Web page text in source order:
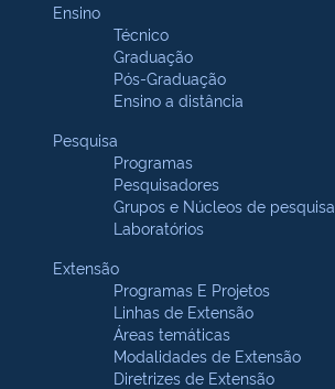
Ensino
Técnico
Graduação
Pós-Graduação
Ensino a distância
Pesquisa
Programas
Pesquisadores
Grupos e Núcleos de pesquisa
Laboratórios
Extensão
Programas E Projetos
Linhas de Extensão
Áreas temáticas
Modalidades de Extensão
Diretrizes de Extensão